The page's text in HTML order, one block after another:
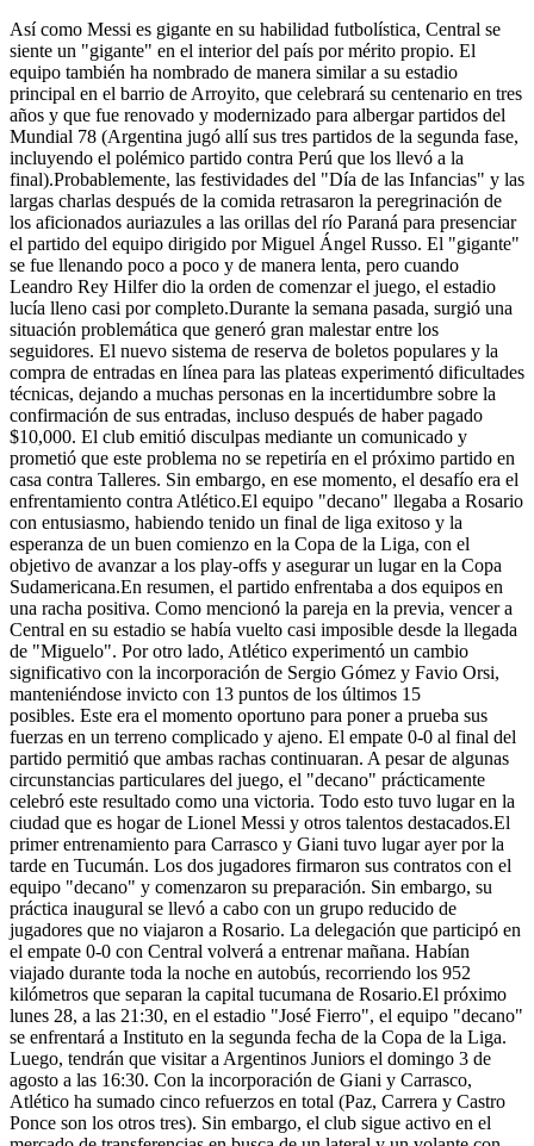
Así como Messi es gigante en su habilidad futbolística, Central se
siente un "gigante" en el interior del país por mérito propio. El
equipo también ha nombrado de manera similar a su estadio
principal en el barrio de Arroyito, que celebrará su centenario en tres
años y que fue renovado y modernizado para albergar partidos del
Mundial 78 (Argentina jugó allí sus tres partidos de la segunda fase,
incluyendo el polémico partido contra Perú que los llevó a la
final).Probablemente, las festividades del "Día de las Infancias" y las
largas charlas después de la comida retrasaron la peregrinación de
los aficionados auriazules a las orillas del río Paraná para presenciar
el partido del equipo dirigido por Miguel Ángel Russo. El "gigante"
se fue llenando poco a poco y de manera lenta, pero cuando
Leandro Rey Hilfer dio la orden de comenzar el juego, el estadio
lucía lleno casi por completo.Durante la semana pasada, surgió una
situación problemática que generó gran malestar entre los
seguidores. El nuevo sistema de reserva de boletos populares y la
compra de entradas en línea para las plateas experimentó dificultades
técnicas, dejando a muchas personas en la incertidumbre sobre la
confirmación de sus entradas, incluso después de haber pagado
$10,000. El club emitió disculpas mediante un comunicado y
prometió que este problema no se repetiría en el próximo partido en
casa contra Talleres. Sin embargo, en ese momento, el desafío era el
enfrentamiento contra Atlético.El equipo "decano" llegaba a Rosario
con entusiasmo, habiendo tenido un final de liga exitoso y la
esperanza de un buen comienzo en la Copa de la Liga, con el
objetivo de avanzar a los play-offs y asegurar un lugar en la Copa
Sudamericana.En resumen, el partido enfrentaba a dos equipos en
una racha positiva. Como mencionó la pareja en la previa, vencer a
Central en su estadio se había vuelto casi imposible desde la llegada
de "Miguelo". Por otro lado, Atlético experimentó un cambio
significativo con la incorporación de Sergio Gómez y Favio Orsi,
manteniéndose invicto con 13 puntos de los últimos 15
posibles. Este era el momento oportuno para poner a prueba sus
fuerzas en un terreno complicado y ajeno. El empate 0-0 al final del
partido permitió que ambas rachas continuaran. A pesar de algunas
circunstancias particulares del juego, el "decano" prácticamente
celebró este resultado como una victoria. Todo esto tuvo lugar en la
ciudad que es hogar de Lionel Messi y otros talentos destacados.El
primer entrenamiento para Carrasco y Giani tuvo lugar ayer por la
tarde en Tucumán. Los dos jugadores firmaron sus contratos con el
equipo "decano" y comenzaron su preparación. Sin embargo, su
práctica inaugural se llevó a cabo con un grupo reducido de
jugadores que no viajaron a Rosario. La delegación que participó en
el empate 0-0 con Central volverá a entrenar mañana. Habían
viajado durante toda la noche en autobús, recorriendo los 952
kilómetros que separan la capital tucumana de Rosario.El próximo
lunes 28, a las 21:30, en el estadio "José Fierro", el equipo "decano"
se enfrentará a Instituto en la segunda fecha de la Copa de la Liga.
Luego, tendrán que visitar a Argentinos Juniors el domingo 3 de
agosto a las 16:30. Con la incorporación de Giani y Carrasco,
Atlético ha sumado cinco refuerzos en total (Paz, Carrera y Castro
Ponce son los otros tres). Sin embargo, el club sigue activo en el